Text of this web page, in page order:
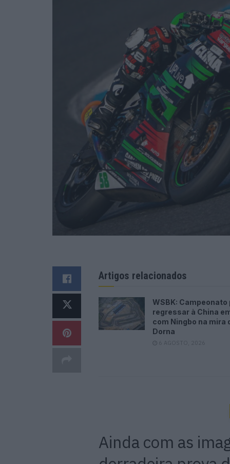
Artigos relacionados
WSBK: Campeonato
regressar à China
com Ningbo na mira
Dorna
6 AGOSTO, 2026
Ainda com as